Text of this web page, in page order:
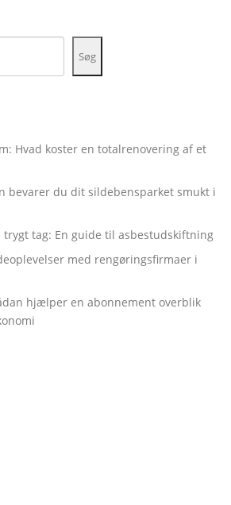
Søg
Hvad koster en totalrenovering af et
bevarer du dit sildebensparket smukt i
tag: En guide til asbestudskiftning
med rengøringsfirmaer i
hjælper en abonnement overblik